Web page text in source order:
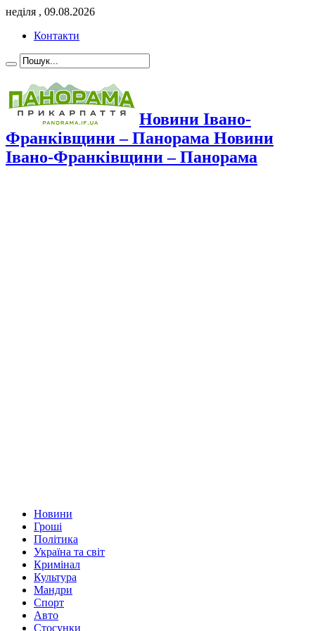
неділя , 09.08.2026
Контакти
Новини Івано-
Франківщини – Панорама Новини
Івано-Франківщини – Панорама
Новини
Гроші
Політика
Україна та світ
Кримінал
Культура
Мандри
Спорт
Авто
Стосунки